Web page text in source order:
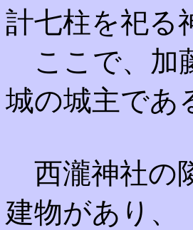
計七柱を祀る
ここで、加
城の城主であ
西瀧神社の
建物があり、